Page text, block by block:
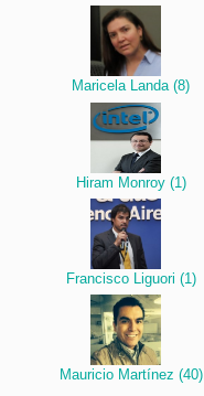
Maricela Landa(8)
Hiram Monroy (1)
Francisco Liguori (1 )
Mauricio Martínez (40)